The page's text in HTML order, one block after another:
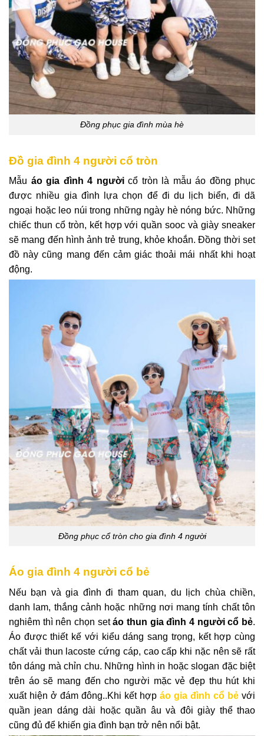
Đồng phục gia đình mùa hè
Đồ gia đình 4 người cổ tròn
Mẫu áo gia đình 4 ngườicổ tròn là mẫu áo đồng phục
được nhiều gia đình lựa chọn để đi du lịch biển, đi dã
ngoại hoặc leo núi trong những ngày hè nóng bức. Những
chiếc thun cổ tròn, kết hợp với quần sooc và giày sneaker
sẽ mang đến hình ảnh trẻ trung, khỏe khoắn. Đồng thời set
đồ này cũng mang đến cảm giác thoải mái nhất khi hoạt
động.
Đồng phục cổ tròn cho gia đình 4 người
Áo gia đình 4 người cổ bẻ
Nếu bạn và gia đình đi tham quan, du lịch chùa chiền,
danh lam, thắng cảnh hoặc những nơi mang tính chất tôn
nghiêm thì nên chọn setáo thun gia đình 4 người cổ bẻ.
Áo được thiết kế với kiểu dáng sang trọng, kết hợp cùng
chất vải thun lacoste cứng cáp, cao cấp khi nặc nên sẽ rất
tôn dáng mà chỉn chu. Những hình in hoặc slogan đặc biệt
trên áo sẽ mang đến cho người mặc vẻ đẹp thu hút khi
xuất hiện ở đám đông..Khi kết hợp áo gia đình cổ bẻ với
quần jean dáng dài hoặc quần âu và đôi giày thể thao
cũng đủ để khiến gia đình bạn trở nên nổi bật.